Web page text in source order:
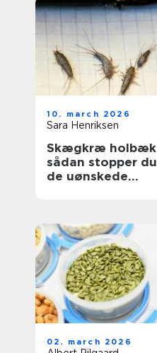
10. march 2026
Sara Henriksen
Skægkræ holbæk
sådan stopper du
de uønskede
02. march 2026